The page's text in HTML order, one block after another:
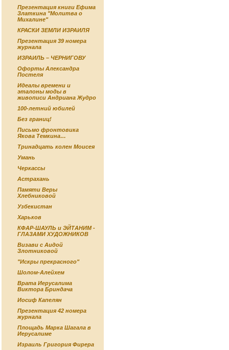
Презентация книги Ефима
Златкина "Молитва о
Михалине"
КРАСКИ ЗЕМЛИ ИЗРАИЛЯ
Презентация 39 номера
журнала
ИЗРАИЛЬ – ЧЕРНИГОВУ
Офорты Александра
Постеля
Идеалы времени и
эталоны моды в
живописи Андриана Жудро
100-летний юбилей
Без границ!
Письмо фронтовика
Якова Темкина…
Тринадцать колен Моисея
Умань
Черкассы
Астрахань
Памяти Веры
Хлебниковой
Узбекистан
Харьков
КФАР-ШАУЛЬ и ЭЙТАНИМ -
ГЛАЗАМИ ХУДОЖНИКОВ
Визави с Аидой
Злотниковой
"Искры прекрасного"
Шолом-Алейхем
Врата Иерусалима
Виктора Бриндача
Иосиф Капелян
Презентация 42 номера
журнала
Площадь Марка Шагала в
Иерусалиме
Израиль Григория Фирера